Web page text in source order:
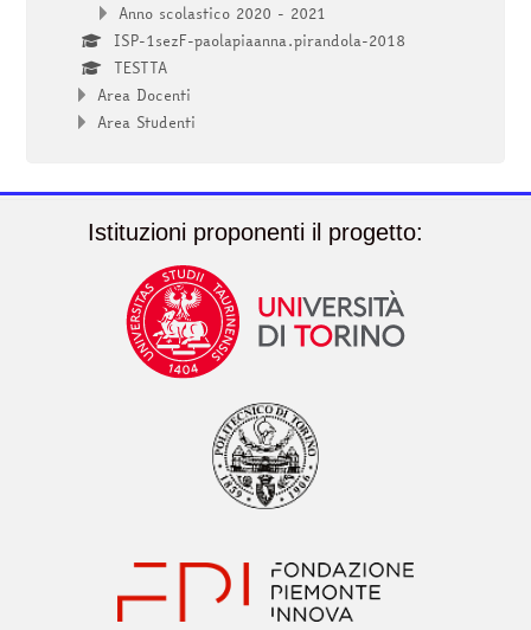
Anno scolastico 2020 - 2021
ISP-1sezF-paolapiaanna.pirandola-2018
TESTTA
Area Docenti
Area Studenti
Istituzioni proponenti il progetto: